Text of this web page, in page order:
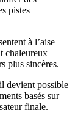
pistes
à l’aise
chaleureux
plus sincères.
devient possible
basés sur
finale.